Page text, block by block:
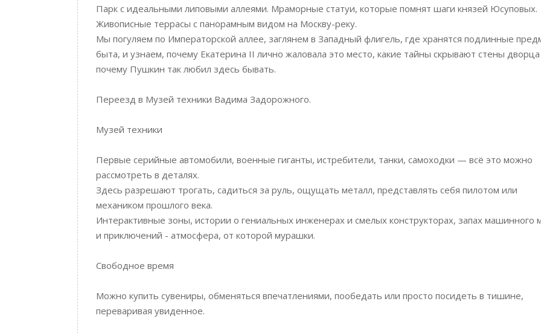
Парк с идеальными липовыми аллеями. Мраморные статуи, которые помнят шаги князей Юсуповых.
Живописные террасы с панорамным видом на Москву-реку.
Мы погуляем по Императорской аллее, заглянем в Западный флигель, где хранятся подлинные
быта, и узнаем, почему Екатерина II лично жаловала это место, какие тайны скрывают стены
почему Пушкин так любил здесь бывать.
Переезд в Музей техники Вадима Задорожного.
Музей техники
Первые серийные автомобили, военные гиганты, истребители, танки, самоходки — всё это можно
рассмотреть в деталях.
Здесь разрешают трогать, садиться за руль, ощущать металл, представлять себя пилотом или
механиком прошлого века.
Интерактивные зоны, истории о гениальных инженерах и смелых конструкторах, запах машинного
и приключений - атмосфера, от которой мурашки.
Свободное время
Можно купить сувениры, обменяться впечатлениями, пообедать или просто посидеть в тишине,
переваривая увиденное.